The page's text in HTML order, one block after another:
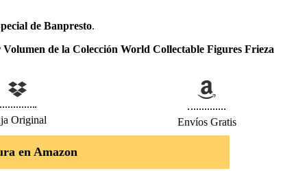
de Banpresto.
de la Colección World Collectable Figures Frieza
Original Envíos Gratis
en Amazon